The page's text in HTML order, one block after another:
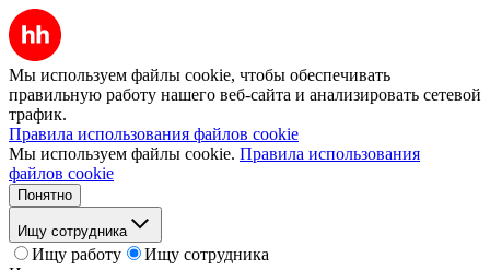
Мы используем файлы cookie, чтобы обеспечивать
правильную работу нашего веб-сайта и анализировать сетевой
трафик.
Правила использования файлов cookie
Мы используем файлы cookie. Правила использования
файлов cookie
Понятно
Ищу сотрудника
Ищу работу
Ищу сотрудника